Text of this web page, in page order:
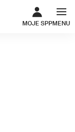
MOJE SPP
ODKAZ SA
MENU